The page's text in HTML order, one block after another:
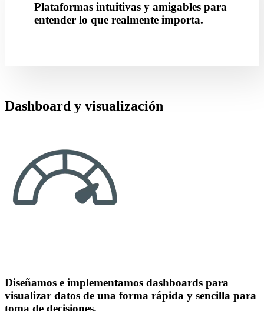
Plataformas intuitivas y amigables para
entender lo que realmente importa.
Dashboard y visualización
Diseñamos e implementamos dashboards para
visualizar datos de una forma rápida y sencilla para
toma de decisiones.